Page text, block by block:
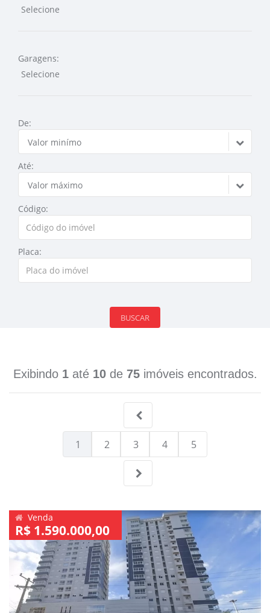
Garagens:
De:
Valor minímo
Até:
Valor máximo
Código:
Placa:
BUSCAR
Exibindo 1até 10de 75imóveis encontrados.
1 2 3 4 5
Venda
R$ 1.590.000,00